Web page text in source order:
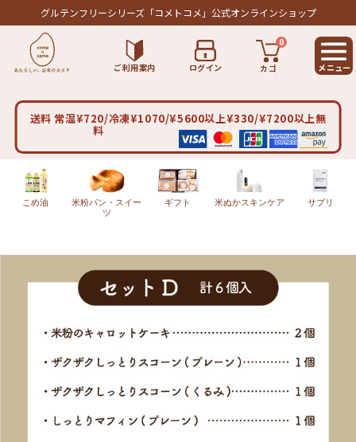
グルテンフリーシリーズ「コメトコメ」公式オンラインショップ
ご利用案内 ログイン カゴ
0
送料 常温¥720/冷凍¥1070/¥5600以上¥330/¥7200以上無
料
こめ油
米粉パン・スイー
ツ
ギフト 米ぬかスキンケア サプリ